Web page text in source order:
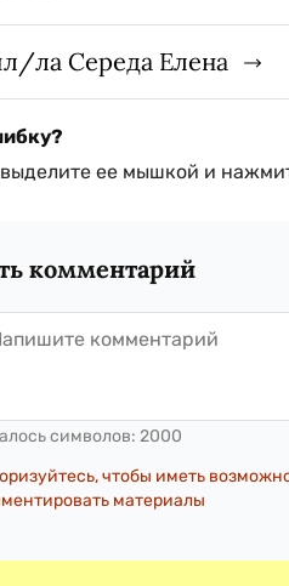
ла Середа Елена
ее мышкой и
комментарий
символов: 2000
чтобы иметь
материалы